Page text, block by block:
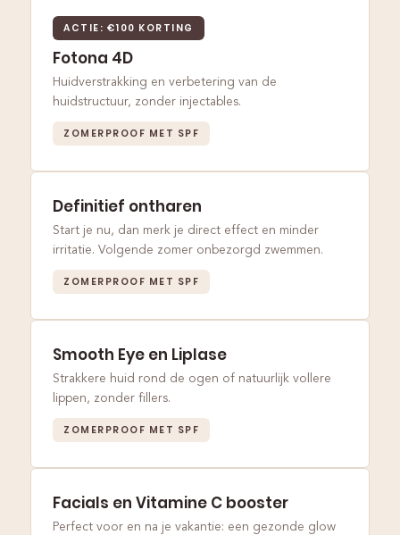
ACTIE: €100 KORTING
Fotona 4D
Huidverstrakking en verbetering van de
huidstructuur, zonder injectables.
ZOMERPROOF MET SPF
Definitief ontharen
Start je nu, dan merk je direct effect en minder
irritatie. Volgende zomer onbezorgd zwemmen.
ZOMERPROOF MET SPF
Smooth Eye en Liplase
Strakkere huid rond de ogen of natuurlijk vollere
lippen, zonder fillers.
ZOMERPROOF MET SPF
Facials en Vitamine C booster
Perfect voor en na je vakantie: een gezonde glow